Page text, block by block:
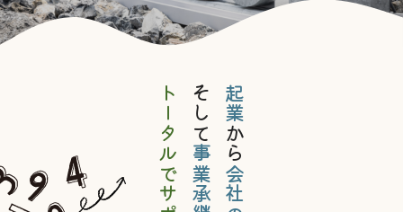
起業
から
そして
事業承継
トータルでサポート